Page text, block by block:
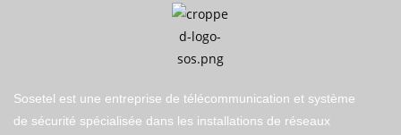
Sosetel est une entreprise de télécommunication et système
de sécurité spécialisée dans les installations de réseaux